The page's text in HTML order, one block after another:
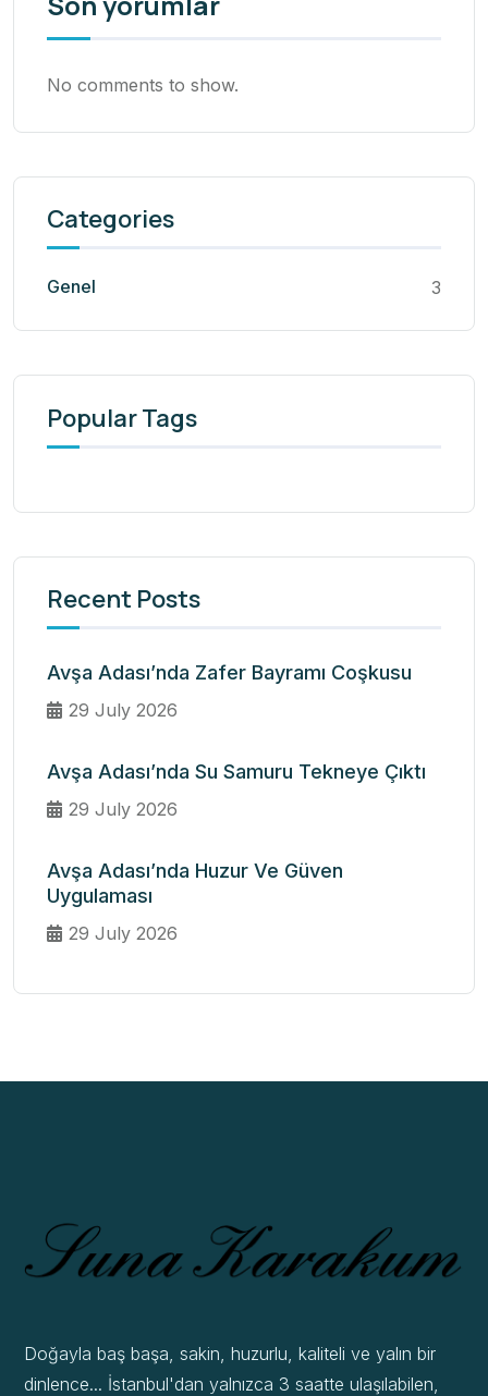
No comments to show.
Categories
Genel 3
Popular Tags
Recent Posts
Avşa Adası’nda Zafer Bayramı Coşkusu
29 July 2026
Avşa Adası’nda Su Samuru Tekneye Çıktı
29 July 2026
Avşa Adası’nda Huzur Ve Güven
Uygulaması
29 July 2026
Doğayla baş başa, sakin, huzurlu, kaliteli ve yalın bir
dinlence... İstanbul'dan yalnızca 3 saatte ulaşılabilen,